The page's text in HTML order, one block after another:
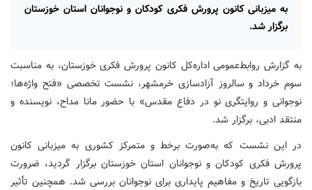
به میزبانی کانون پرورش فکری کودکان و نوجوانان استان خوزستان
برگزار شد.
به گزارش روابط‌عمومی اداره‌کل کانون پرورش فکری خوزستان، به مناسبت
سوم خرداد و سالروز آزادسازی خرمشهر، نشست تخصصی «فتح واژه‌ها؛
نوجوانی و روایتگری نو در دفاع مقدس» با حضور مانا مداح، نویسنده و
منتقد ادبی، برگزار شد.
در این نشست که به‌صورت برخط و متمرکز کشوری به میزبانی کانون
پرورش فکری کودکان و نوجوانان استان خوزستان برگزار گردید، ضرورت
بازگویی تاریخ و مفاهیم پایداری برای نوجوانان بررسی شد. همچنین تأثیر